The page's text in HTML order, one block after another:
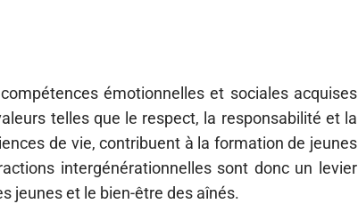
émotionnelles et sociales acquises
telles que le respect, la responsabilité et la
de vie, contribuent à la formation de jeunes
intergénérationnelles sont donc un levier
jeunes et le bien-être des aînés.